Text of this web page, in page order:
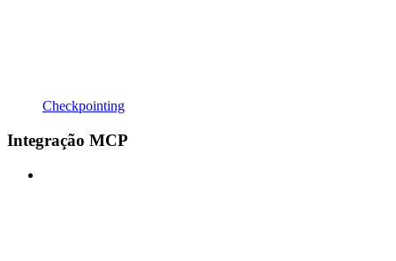
Checkpointing
Integração MCP